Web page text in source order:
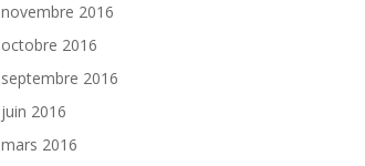
novembre 2016
octobre 2016
septembre 2016
juin 2016
mars 2016